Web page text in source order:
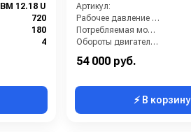
BM 12.18 U
720
180
4
Артикул:
Рабочее давление (бар):
Потребляемая мощность (кВт):
Обороты двигателя (об/мин):
54 000 руб.
⚡ В корзину